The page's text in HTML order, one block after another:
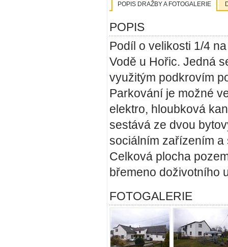
POPIS DRAŽBY A FOTOGALERIE
POPIS
Podíl o velikosti 1/4
Vodě u Hořic. Jedná
využitým podkrovím
Parkování je možné
elektro, hloubková
sestává ze dvou
sociálním zařízením a
Celková plocha
břemeno doživotního
FOTOGALERIE